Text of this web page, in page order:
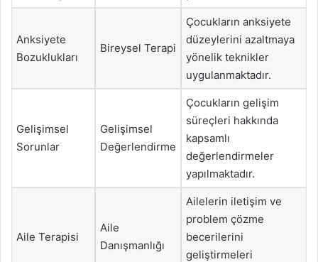
Anksiyete
Bozuklukları
Bireysel Terapi
Çocukların anksiyete
düzeylerini azaltmaya
yönelik teknikler
uygulanmaktadır.
Gelişimsel
Sorunlar
Gelişimsel
Değerlendirme
Çocukların gelişim
süreçleri hakkında
kapsamlı
değerlendirmeler
yapılmaktadır.
Aile Terapisi
Aile
Danışmanlığı
Ailelerin iletişim ve
problem çözme
becerilerini
geliştirmeleri